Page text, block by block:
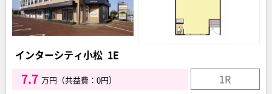
インターシティ小松 1E
7.7 万円（共益費：0円） 1R